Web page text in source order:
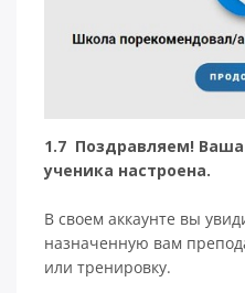
1.7 Поздравляем! Ваша
ученика настроена.
В своем аккаунте вы
назначенную вам
или тренировку.